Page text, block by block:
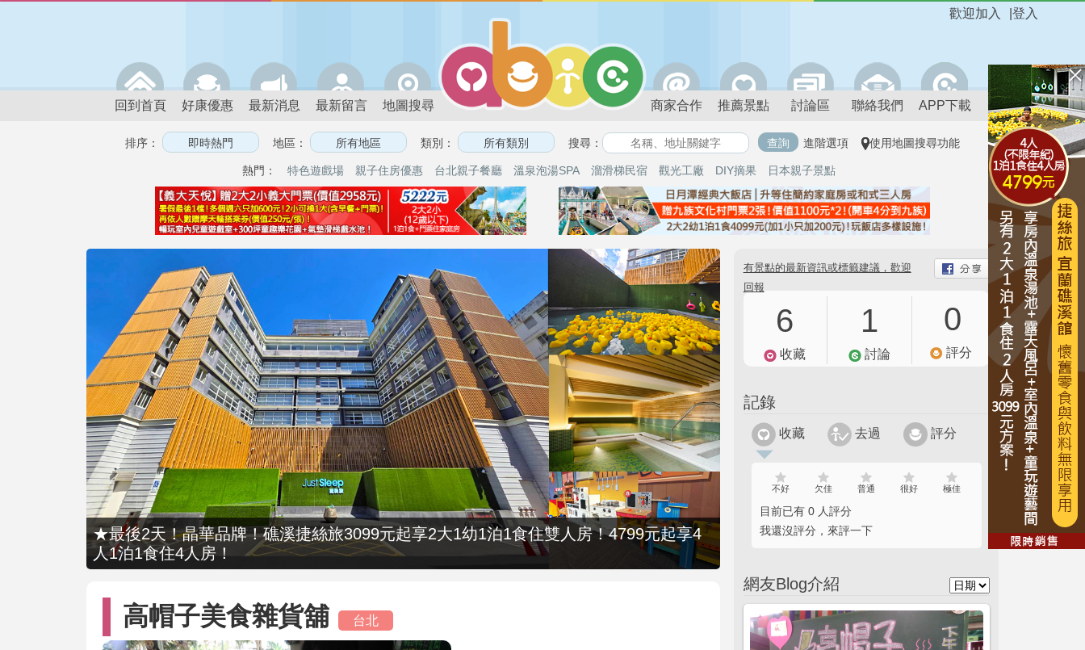
登入
歡迎加入
回到首頁 好康優惠 最新消息 最新留言 地圖搜尋 商家合作 推薦景點 討論區 聯絡我們 APP下載
排序： 地區： 類別： 搜尋： 進階選項 使用地圖搜尋功能
熱門： 特色遊戲場 親子住房優惠 台北親子餐廳 溫泉泡湯SPA 溜滑梯民宿 觀光工廠 DIY摘果 日本親子景點
★最後2天！晶華品牌！礁溪捷絲旅3099元起享2大1幼1泊1食住雙人房！4799元起享4
人1泊1食住4人房！
高帽子美食雜貨舖 台北
有景點的最新資訊或標籤建議，歡迎
回報
6
收藏
1
討論
0
評分
記錄
收藏 去過 評分
不好 欠佳 普通 很好 極佳
目前已有 0 人評分
我還沒評分，來評一下
網友Blog介紹